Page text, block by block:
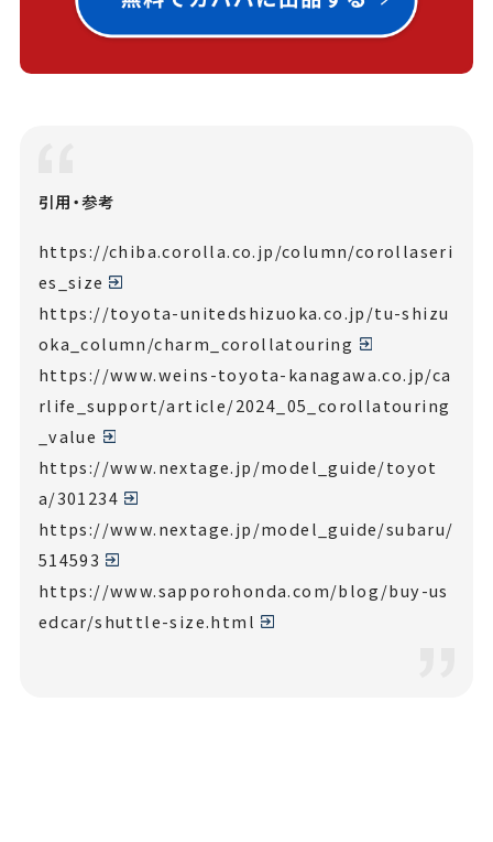
引用・参考
https://chiba.corolla.co.jp/column/corollaseri
es_size
https://toyota-unitedshizuoka.co.jp/tu-shizu
oka_column/charm_corollatouring
https://www.weins-toyota-kanagawa.co.jp/ca
rlife_support/article/2024_05_corollatouring
_value
https://www.nextage.jp/model_guide/toyot
a/301234
https://www.nextage.jp/model_guide/subaru/
514593
https://www.sapporohonda.com/blog/buy-us
edcar/shuttle-size.html